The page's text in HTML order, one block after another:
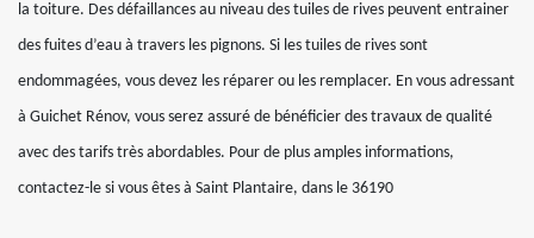
la toiture. Des défaillances au niveau des tuiles de rives peuvent entrainer
des fuites d’eau à travers les pignons. Si les tuiles de rives sont
endommagées, vous devez les réparer ou les remplacer. En vous adressant
à Guichet Rénov, vous serez assuré de bénéficier des travaux de qualité
avec des tarifs très abordables. Pour de plus amples informations,
contactez-le si vous êtes à Saint Plantaire, dans le 36190